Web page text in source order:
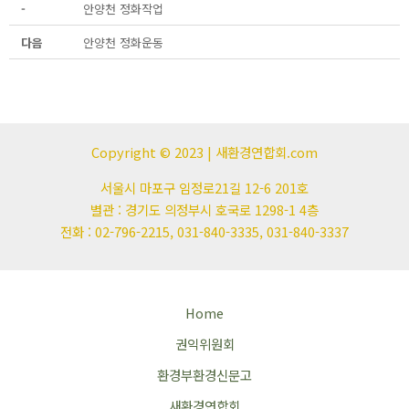
-
안양천 정화작업
다음
안양천 정화운동
Copyright © 2023 | 새환경연합회.com
서울시 마포구 임정로21길 12-6 201호
별관 : 경기도 의정부시 호국로 1298-1 4층
전화 : 02-796-2215, 031-840-3335, 031-840-3337
Home
권익위원회
환경부환경신문고